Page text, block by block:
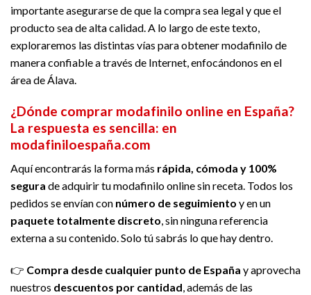
importante asegurarse de que la compra sea legal y que el
producto sea de alta calidad. A lo largo de este texto,
exploraremos las distintas vías para obtener modafinilo de
manera confiable a través de Internet, enfocándonos en el
área de Álava.
¿Dónde comprar modafinilo online en España?
La respuesta es sencilla: en
modafiniloespaña.com
Aquí encontrarás la forma más rápida, cómoda y 100%
segura de adquirir tu modafinilo online sin receta. Todos los
pedidos se envían con número de seguimiento y en un
paquete totalmente discreto, sin ninguna referencia
externa a su contenido. Solo tú sabrás lo que hay dentro.
👉 Compra desde cualquier punto de España y aprovecha
nuestros descuentos por cantidad, además de las